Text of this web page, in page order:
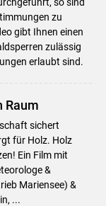
zu
gibt Ihnen einen
zulässig
erlaubt sind.
Raum
sichert
für Holz. Holz
Ein Film mit
&
Mariensee) &
...